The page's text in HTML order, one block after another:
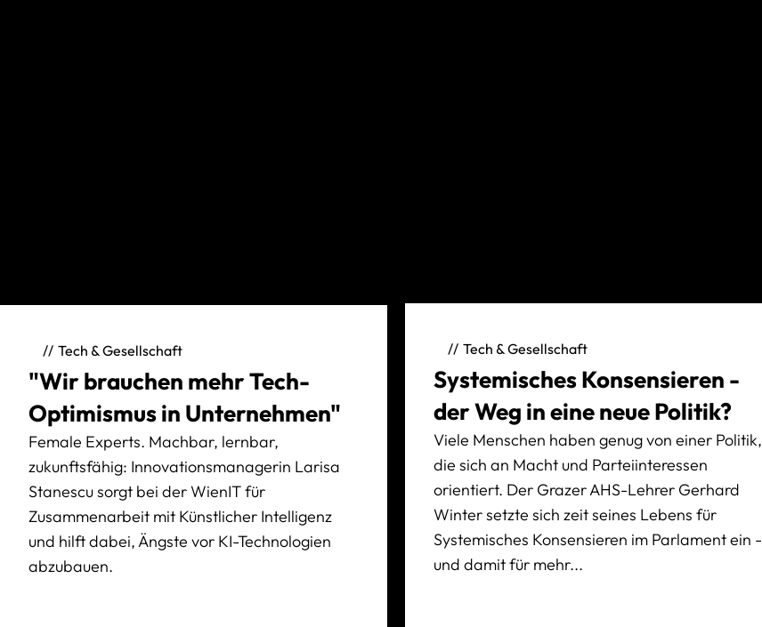
Tech & Gesellschaft
"Wir brauchen mehr Tech-
Optimismus in Unternehmen"
Female Experts. Machbar, lernbar,
zukunftsfähig: Innovationsmanagerin Larisa
Stanescu sorgt bei der WienIT für
Zusammenarbeit mit Künstlicher Intelligenz
und hilft dabei, Ängste vor KI-Technologien
abzubauen.
Tech & Gesellschaft
Systemisches Konsensieren -
der Weg in eine neue Politik?
Viele Menschen haben genug von einer Politik,
die sich an Macht und Parteiinteressen
orientiert. Der Grazer AHS-Lehrer Gerhard
Winter setzte sich zeit seines Lebens für
Systemisches Konsensieren im Parlament ein -
und damit für mehr...